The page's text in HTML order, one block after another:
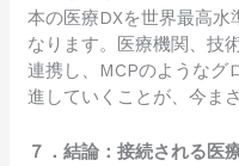
本の医療DXを世界最高水
なります。医療機関、技
連携し、MCPのようなグ
進していくことが、今ま
７．結論：接続される